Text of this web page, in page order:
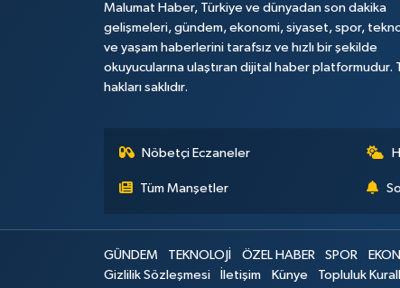
Malumat Haber, Türkiye ve dünyadan son dakika
gelişmeleri, gündem, ekonomi, siyaset, spor,
ve yaşam haberlerini tarafsız ve hızlı bir şekilde
okuyucularına ulaştıran dijital haber platformudur.
hakları saklıdır.
Nöbetçi Eczaneler
Tüm Manşetler
GÜNDEM TEKNOLOJİ ÖZEL HABER SPOR
Gizlilik Sözleşmesi
İletişim Künye Topluluk